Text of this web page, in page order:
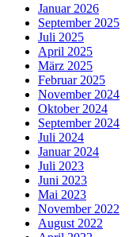
Januar 2026
September 2025
Juli 2025
April 2025
März 2025
Februar 2025
November 2024
Oktober 2024
September 2024
Juli 2024
Januar 2024
Juli 2023
Juni 2023
Mai 2023
November 2022
August 2022